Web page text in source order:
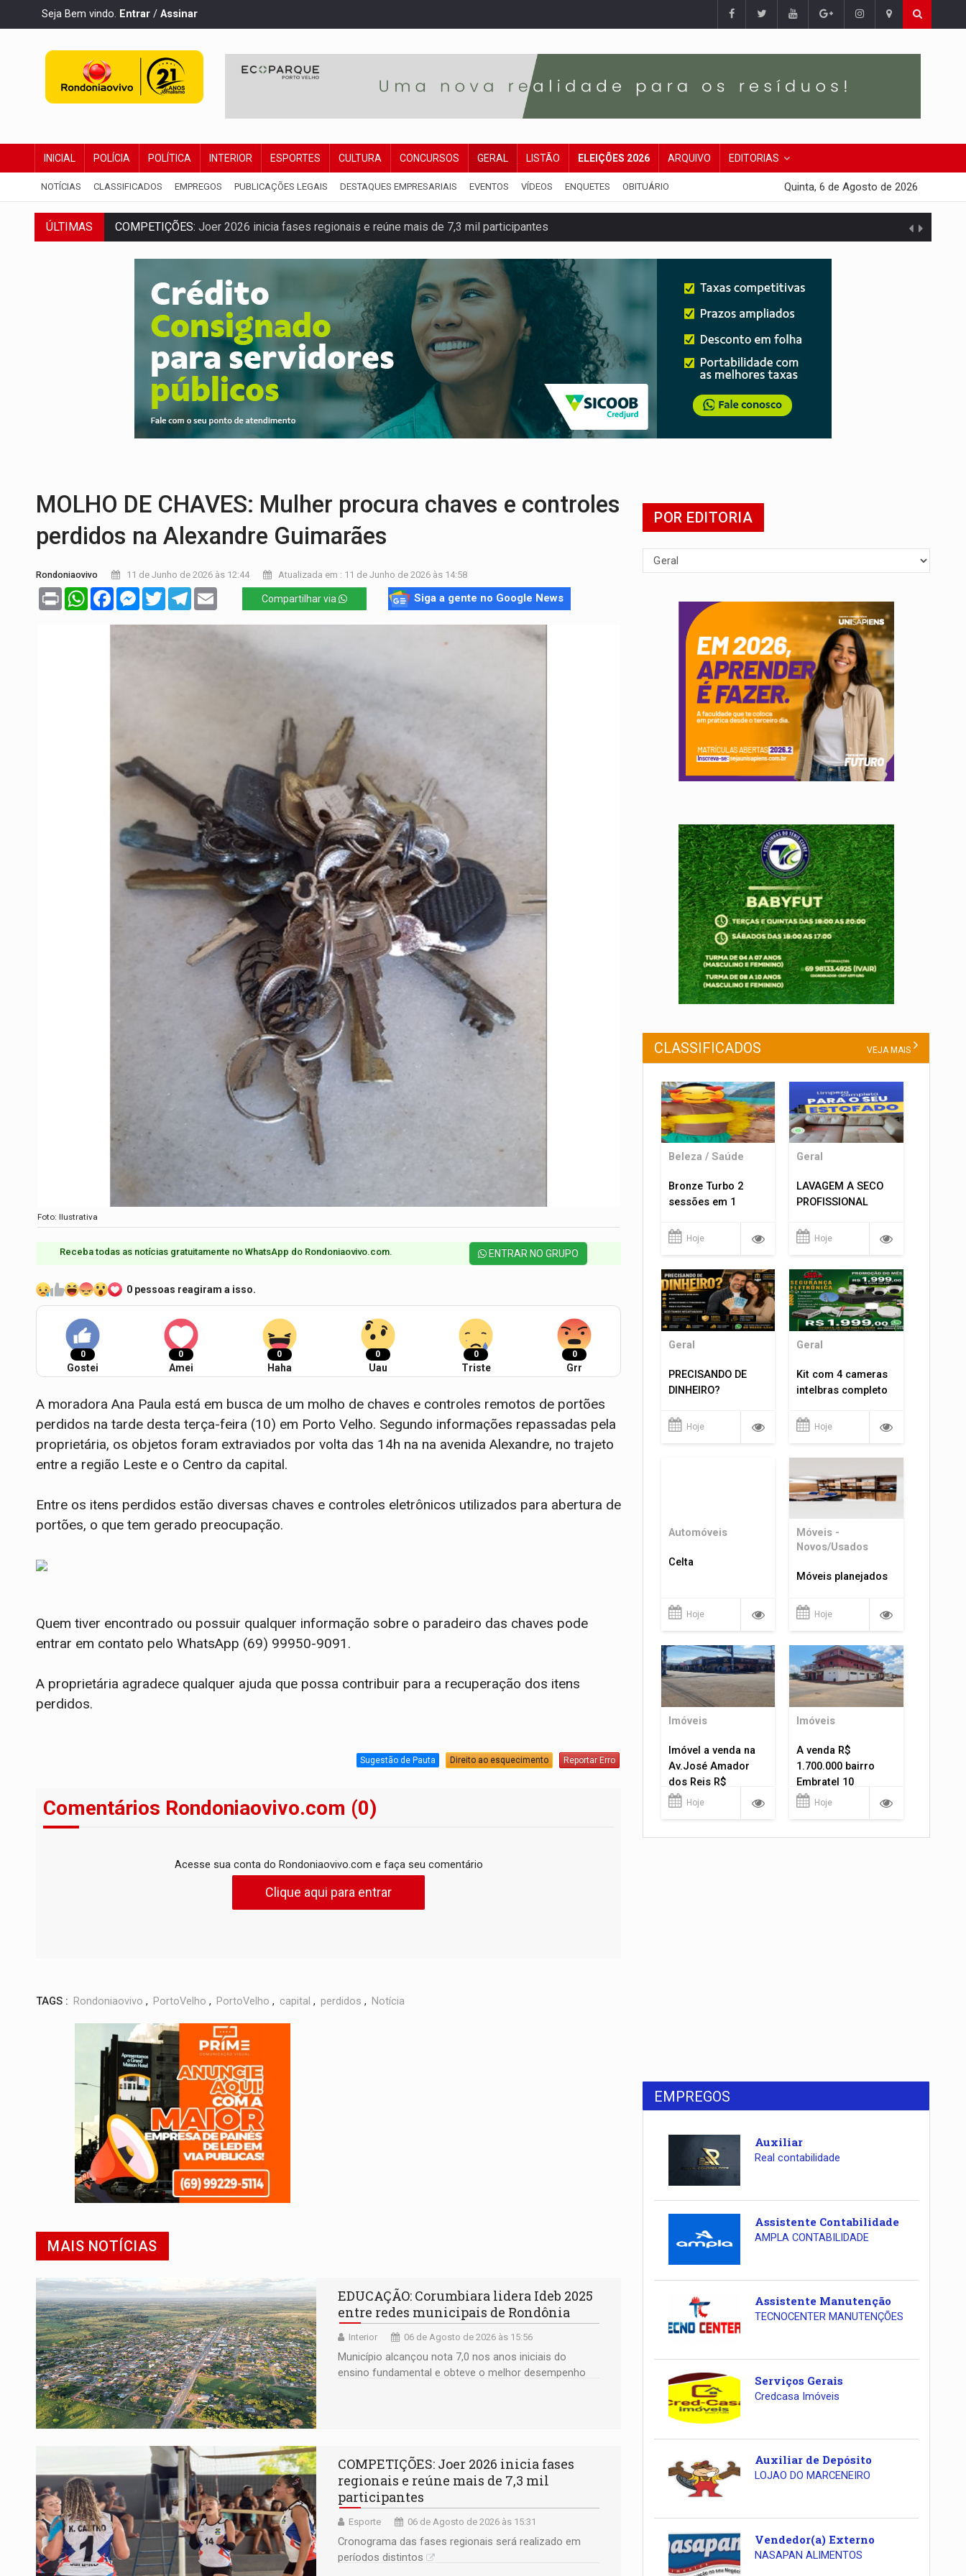
Seja Bem vindo. Entrar / Assinar
INICIAL POLÍCIA POLÍTICA INTERIOR ESPORTES CULTURA CONCURSOS GERAL LISTÃO ELEIÇÕES 2026 ARQUIVO EDITORIAS
NOTÍCIAS CLASSIFICADOS EMPREGOS PUBLICAÇÕES LEGAIS DESTAQUES EMPRESARIAIS EVENTOS VÍDEOS ENQUETES OBITUÁRIO Quinta, 6 de Agosto de 2026
ÚLTIMAS PERIGO:Moradores denunciam escuridão e insegurança na Estrada dos Periquitos
COLIGAÇÃO:Reabertura de ação no TSE pode resultar em cassação de prefeita de Pimenta Bueno
INCLUSÃO: APAE Porto Velho abre inscrições para taekwondo
CLUBE DOS R$ 00,00: 21 candidatos declaram patrimônio zero em Rondônia nas eleições de 2026
INTERIOR: Ouro Preto do Oeste realiza Cavalgada da Expo Show Norte neste sábado
DESENVOLVIMENTO: Ideb avança nos anos iniciais do ensino fundamental em Rondônia
VULGO 'UNIÃO':Chefe de facção criminosa é preso durante operação policial
Publicação Legal:CONVOCAÇÃO DAS ELEIÇÕES: SEATER/RO
MOLHO DE CHAVES: Mulher procura chaves e controles
perdidos na Alexandre Guimarães
Rondoniaovivo 11 de Junho de 2026 às 12:44 Atualizada em : 11 de Junho de 2026 às 14:58
Print WhatsAppFacebookMessenger
TwitterTelegram Compartilhar via Siga a gente no Google News
Foto: Ilustrativa
Receba todas as notícias gratuitamente no WhatsApp do Rondoniaovivo.com.​ ENTRAR NO GRUPO
0 pessoas reagiram a isso.
0
Gostei
0
Amei
0
Haha
0
Uau
0
Triste
0
Grr
A moradora Ana Paula está em busca de um molho de chaves e controles remotos de portões
perdidos na tarde desta terça-feira (10) em Porto Velho. Segundo informações repassadas pela
proprietária, os objetos foram extraviados por volta das 14h na na avenida Alexandre, no trajeto
entre a região Leste e o Centro da capital.
Entre os itens perdidos estão diversas chaves e controles eletrônicos utilizados para abertura de
portões, o que tem gerado preocupação.
Quem tiver encontrado ou possuir qualquer informação sobre o paradeiro das chaves pode
entrar em contato pelo WhatsApp (69) 99950-9091.
A proprietária agradece qualquer ajuda que possa contribuir para a recuperação dos itens
perdidos.
Sugestão de Pauta Direito ao esquecimento Reportar Erro
Comentários Rondoniaovivo.com (0)
Acesse sua conta do Rondoniaovivo.com e faça seu comentário
Clique aqui para entrar
TAGS : Rondoniaovivo , PortoVelho , PortoVelho , capital , perdidos , Notícia
MAIS NOTÍCIAS
EDUCAÇÃO: Corumbiara lidera Ideb 2025
entre redes municipais de Rondônia
Interior 06 de Agosto de 2026 às 15:56
Município alcançou nota 7,0 nos anos iniciais do
ensino fundamental e obteve o melhor desempenho
COMPETIÇÕES: Joer 2026 inicia fases
regionais e reúne mais de 7,3 mil
participantes
Esporte 06 de Agosto de 2026 às 15:31
Cronograma das fases regionais será realizado em
períodos distintos
POR EDITORIA
CLASSIFICADOS VEJA MAIS
Beleza / Saúde
Bronze Turbo 2
sessões em 1
Hoje
Geral
LAVAGEM A SECO
PROFISSIONAL
Hoje
Geral
PRECISANDO DE
DINHEIRO?
Hoje
Geral
Kit com 4 cameras
intelbras completo
Hoje
Automóveis
Celta
Hoje
Móveis -
Novos/Usados
Móveis planejados
Hoje
Imóveis
Imóvel a venda na
Av.José Amador
dos Reis R$
1.400.000
Hoje
Imóveis
A venda R$
1.700.000 bairro
Embratel 10
apartamentos!
Hoje
EMPREGOS
Auxiliar
Real contabilidade
Assistente Contabilidade
AMPLA CONTABILIDADE
Assistente Manutenção
TECNOCENTER MANUTENÇÕES
Serviços Gerais
Credcasa Imóveis
Auxiliar de Depósito
LOJAO DO MARCENEIRO
Vendedor(a) Externo
NASAPAN ALIMENTOS